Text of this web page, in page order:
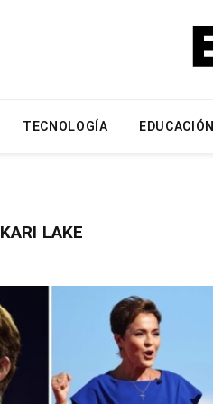
TECNOLOGÍA EDUCACIÓN
KARI LAKE